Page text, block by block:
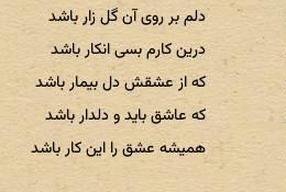
دلم بر روی آن گل زار باشد
درین کارم بسی انکار باشد
که از عشقش دل بیمار باشد
که عاشق باید و دلدار باشد
همیشه عشق را این کار باشد